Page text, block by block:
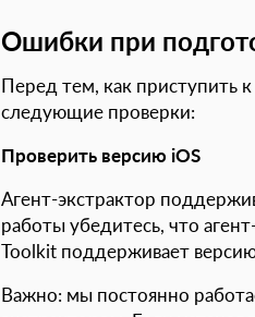
Ошибки при
Перед тем, как приступить к
следующие проверки:
Проверить версию iOS
Агент-экстрактор
работы убедитесь, что
Toolkit поддерживает
Важно: мы постоянно